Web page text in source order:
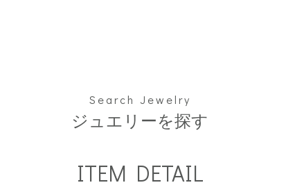
Search Jewelry
ジュエリーを探す
ITEM DETAIL